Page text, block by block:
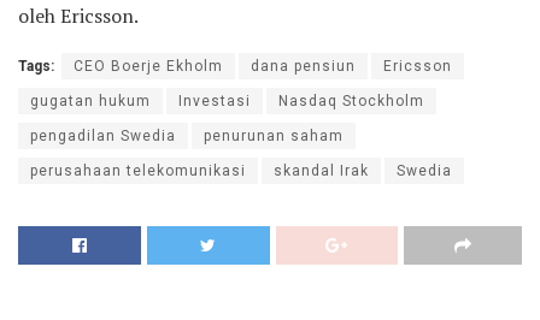
oleh Ericsson.
Tags: CEO Boerje Ekholm dana pensiun Ericsson
gugatan hukum Investasi Nasdaq Stockholm
pengadilan Swedia penurunan saham
perusahaan telekomunikasi skandal Irak Swedia